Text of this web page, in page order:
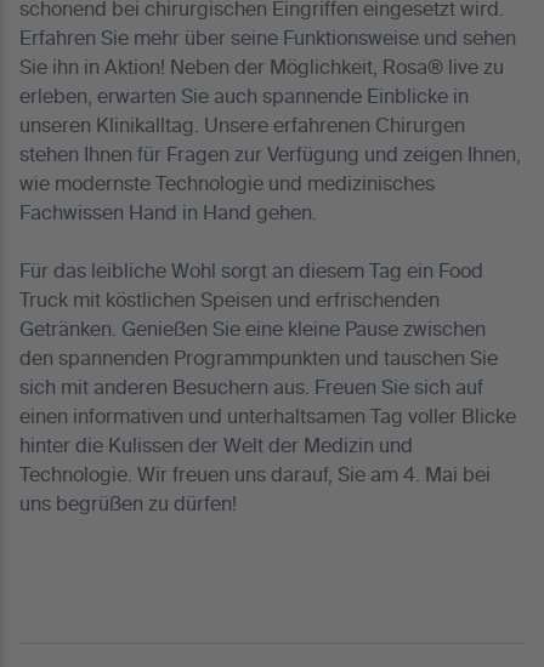
schonend bei chirurgischen Eingriffen eingesetzt wird.
Erfahren Sie mehr über seine Funktionsweise und sehen
Sie ihn in Aktion! Neben der Möglichkeit, Rosa® live zu
erleben, erwarten Sie auch spannende Einblicke in
unseren Klinikalltag. Unsere erfahrenen Chirurgen
stehen Ihnen für Fragen zur Verfügung und zeigen Ihnen,
wie modernste Technologie und medizinisches
Fachwissen Hand in Hand gehen.
Für das leibliche Wohl sorgt an diesem Tag ein Food
Truck mit köstlichen Speisen und erfrischenden
Getränken. Genießen Sie eine kleine Pause zwischen
den spannenden Programmpunkten und tauschen Sie
sich mit anderen Besuchern aus. Freuen Sie sich auf
einen informativen und unterhaltsamen Tag voller Blicke
hinter die Kulissen der Welt der Medizin und
Technologie. Wir freuen uns darauf, Sie am 4. Mai bei
uns begrüßen zu dürfen!